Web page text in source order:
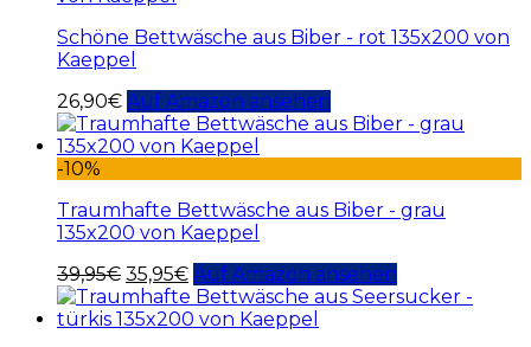
Schöne Bettwäsche aus Biber - rot 135x200 von
Kaeppel
26,90€ Auf Amazon ansehen
-10%
Traumhafte Bettwäsche aus Biber - grau
135x200 von Kaeppel
39,95€ 35,95€ Auf Amazon ansehen